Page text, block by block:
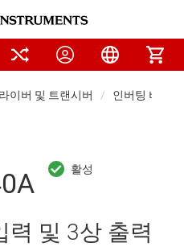
이버 및 트랜시버 인버팅 버퍼
력 및 3상 출력